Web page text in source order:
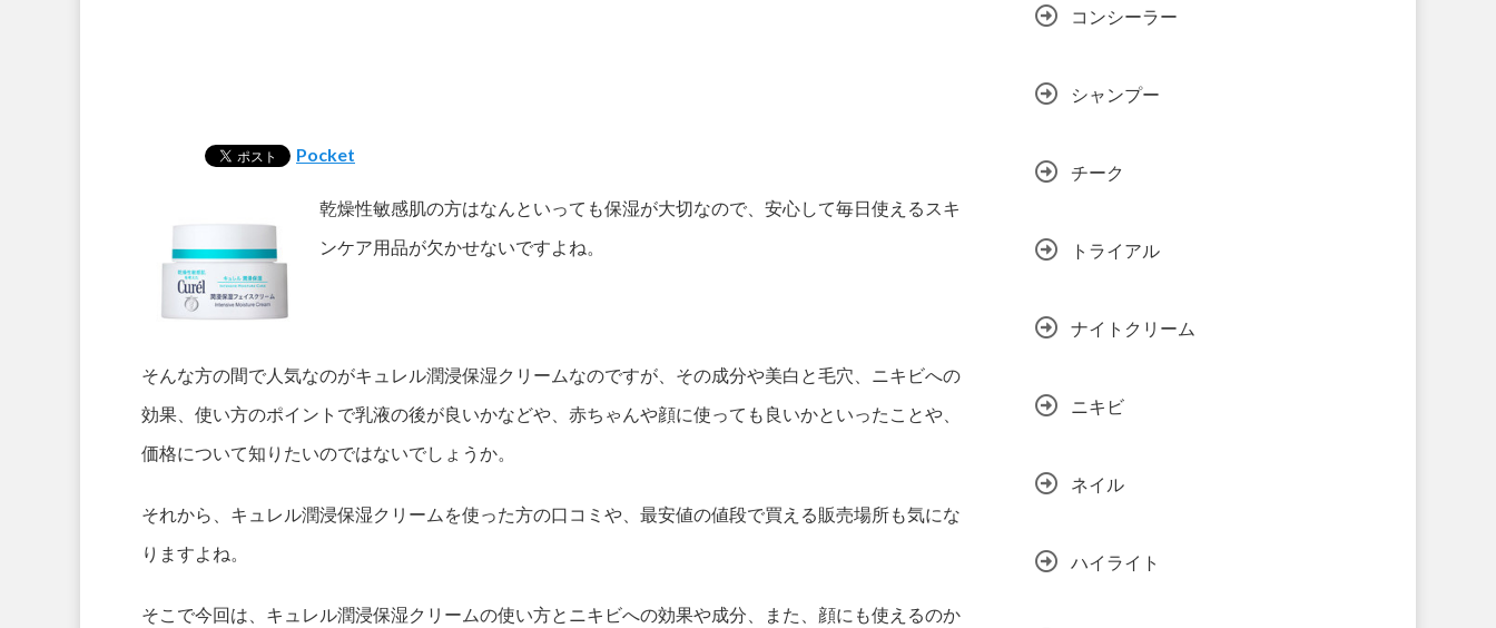
Pocket
乾燥性敏感肌の方はなんといっても保湿が大切なので、安心して毎日使えるスキ
ンケア用品が欠かせないですよね。
そんな方の間で人気なのがキュレル潤浸保湿クリームなのですが、その成分や美白と毛穴、ニキビへの
効果、使い方のポイントで乳液の後が良いかなどや、赤ちゃんや顔に使っても良いかといったことや、
価格について知りたいのではないでしょうか。
それから、キュレル潤浸保湿クリームを使った方の口コミや、最安値の値段で買える販売場所も気にな
りますよね。
そこで今回は、キュレル潤浸保湿クリームの使い方とニキビへの効果や成分、また、顔にも使えるのか
コンシーラー
シャンプー
チーク
トライアル
ナイトクリーム
ニキビ
ネイル
ハイライト